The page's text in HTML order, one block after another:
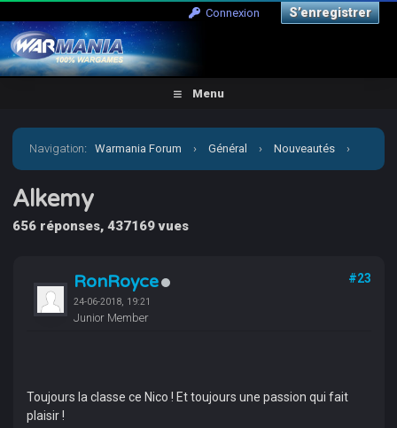
Connexion S’enregistrer
Menu
Navigation:Warmania Forum › Général › Nouveautés ›
Alkemy
Alkemy
656 réponses, 437169 vues
RonRoyce
24-06-2018, 19:21
Junior Member
#23
Toujours la classe ce Nico ! Et toujours une passion qui fait
plaisir !